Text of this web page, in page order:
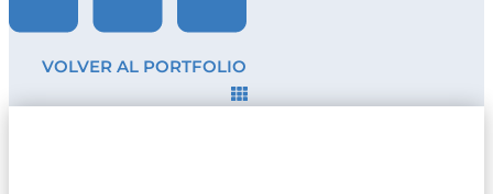
VOLVER AL PORTFOLIO